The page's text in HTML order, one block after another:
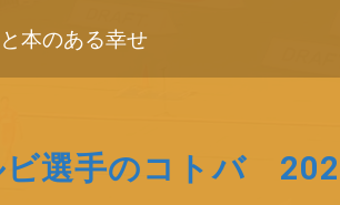
本のある幸せ
選手のコトバ